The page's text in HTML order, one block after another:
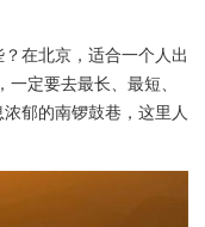
在北京，适合一个人出
定要去最长、最短、
郁的南锣鼓巷，这里人